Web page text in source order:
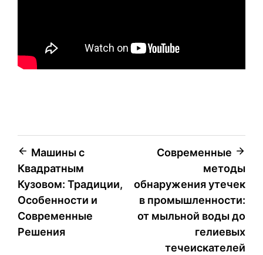
Навигация
по
записям
Машины с
Квадратным
Кузовом: Традиции,
Особенности и
Современные
Решения
Современные
методы
обнаружения утечек
в промышленности:
от мыльной воды до
гелиевых
течеискателей